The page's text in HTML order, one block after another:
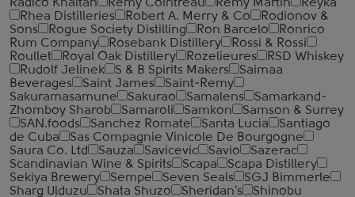
Radico Khaitan
Remy Cointreau Remy Martin
Reyka
Rhea Distilleries
Robert A. Merry & Co
Rodionov &
Sons
Rogue Society Distilling Ron Barcelo
Ronrico
Rum Company
Rosebank Distillery
Rossi & Rossi
Roullet
Royal Oak Distillery Rozelieures
RSD Whiskey
Rudolf Jelinek
S & B Spirits Makers
Saimaa
Beverages
Saint James
Saint-Remy
Sakuramasamune
Sakurao Samalens
Samarkand-
Zhomboy Sharob
Samaroli Samkon
Samson & Surrey
SAN.foods
Sanchez Romate Santa Lucia
Santiago
de Cuba
Sas Compagnie Vinicole De Bourgogne
Saura Co. Ltd
Sauza Savicevic Savio
Sazerac
Scandinavian Wine & Spirits
Scapa
Scapa Distillery
Sekiya Brewery
Sempe Seven Seals
SGJ Bimmerle
Sharg Ulduzu
Shata Shuzo Sheridan's
Shinobu